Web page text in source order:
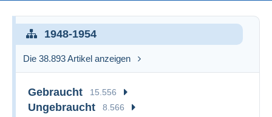
1948-1954
Die 38.893 Artikel anzeigen
Gebraucht 15.556
Ungebraucht 8.566